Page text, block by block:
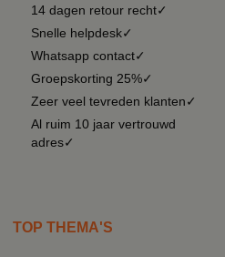
14 dagen retour recht✓
Snelle helpdesk✓
Whatsapp contact✓
Groepskorting 25%✓
Zeer veel tevreden klanten✓
Al ruim 10 jaar vertrouwd
adres✓
TOP THEMA'S